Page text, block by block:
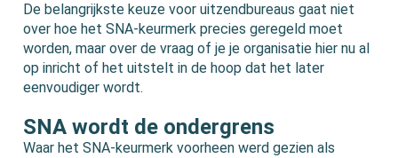
De belangrijkste keuze voor uitzendbureaus gaat niet
over hoe het SNA-keurmerk precies geregeld moet
worden, maar over de vraag of je je organisatie hier nu al
op inricht of het uitstelt in de hoop dat het later
eenvoudiger wordt.
SNA wordt de ondergrens
Waar het SNA-keurmerk voorheen werd gezien als